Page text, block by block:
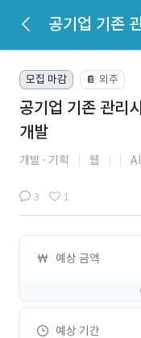
모집 마감 📔 외주
공기업 기존 관리
개발
개발 기획 웹
3 1
예상 금액
예상 기간